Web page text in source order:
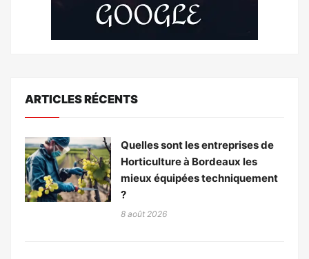
ARTICLES RÉCENTS
Quelles sont les entreprises de
Horticulture à Bordeaux les
mieux équipées techniquement
?
8 août 2026